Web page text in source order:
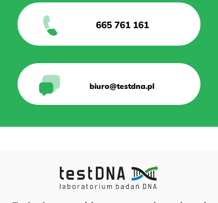
665 761 161
biuro@testdna.pl